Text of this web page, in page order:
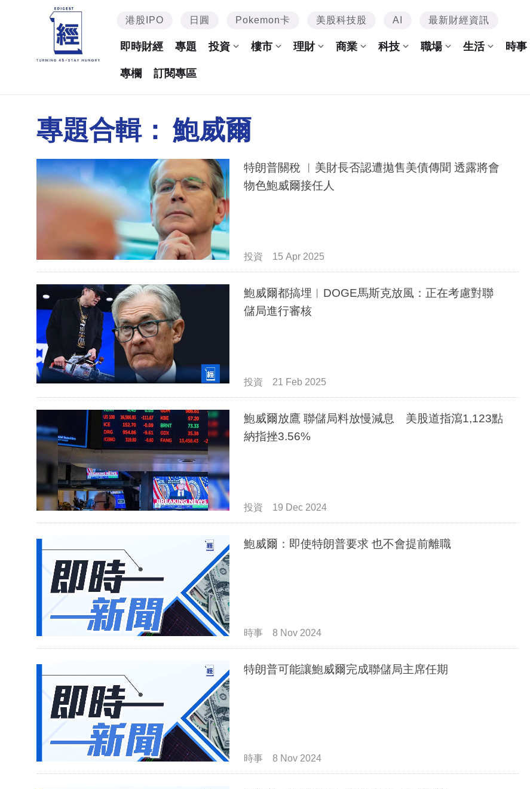
港股IPO 日圓 Pokemon卡 美股科技股 AI 最新財經資訊
即時財經 專題 投資 樓市 理財 商業 科技 職場 生活 時事
專欄 訂閱專區
專題合輯： 鮑威爾
特朗普關稅 ︳美財長否認遭拋售美債傳聞 透露將會
物色鮑威爾接任人
投資 15 Apr 2025
鮑威爾都搞埋︳DOGE馬斯克放風：正在考慮對聯
儲局進行審核
投資 21 Feb 2025
鮑威爾放鷹 聯儲局料放慢減息 美股道指瀉1,123點
納指挫3.56%
投資 19 Dec 2024
鮑威爾：即使特朗普要求 也不會提前離職
時事 8 Nov 2024
特朗普可能讓鮑威爾完成聯儲局主席任期
時事 8 Nov 2024